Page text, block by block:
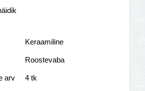
Keraamiline
Roostevaba
arv 4 tk